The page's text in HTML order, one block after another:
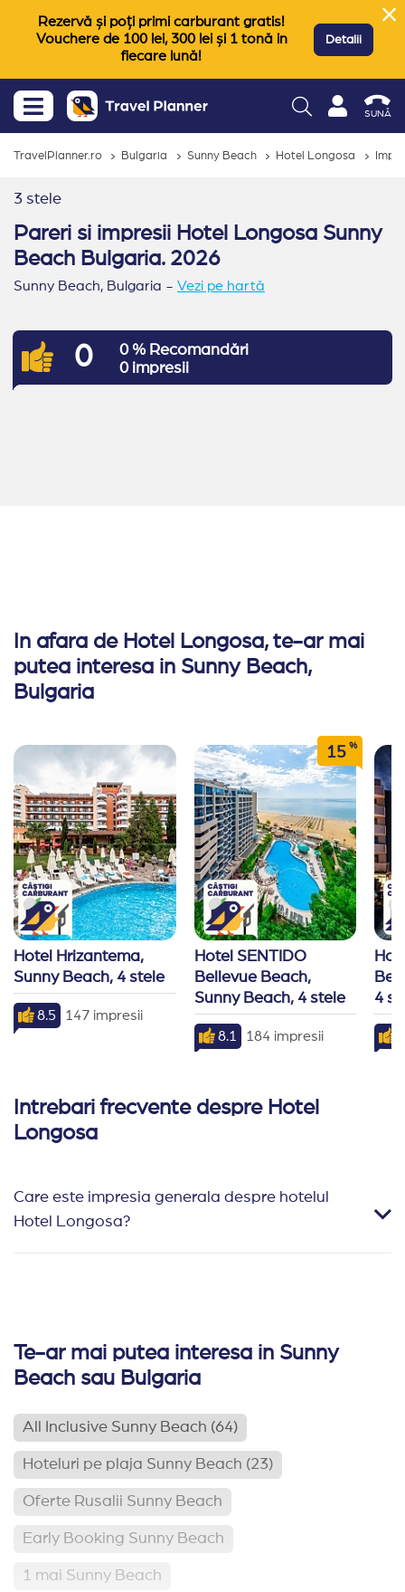
Rezervă și poți primi carburant gratis!
Vouchere de 100 lei, 300 lei și 1 tonă in
fiecare lună!
Detalii
SUNĂ
TravelPlanner.ro Bulgaria Sunny Beach Hotel Longosa
3 stele
Pareri si impresii Hotel Longosa Sunny
Beach Bulgaria. 2026
Sunny Beach, Bulgaria - Vezi pe hartă
0
0 % Recomandări
0 impresii
In afara de Hotel Longosa, te-ar mai
putea interesa in Sunny Beach,
Bulgaria
Hotel Hrizantema,
Sunny Beach, 4 stele
8.5 147 impresii
15 %
Hotel SENTIDO
Bellevue Beach,
Sunny Beach, 4 stele
8.1 184 impresii
4
Intrebari frecvente despre Hotel
Longosa
Care este impresia generala despre hotelul
Hotel Longosa?
Te-ar mai putea interesa in Sunny
Beach sau Bulgaria
All Inclusive Sunny Beach (64)
Hoteluri pe plaja Sunny Beach (23)
Oferte Rusalii Sunny Beach
Early Booking Sunny Beach
1 mai Sunny Beach